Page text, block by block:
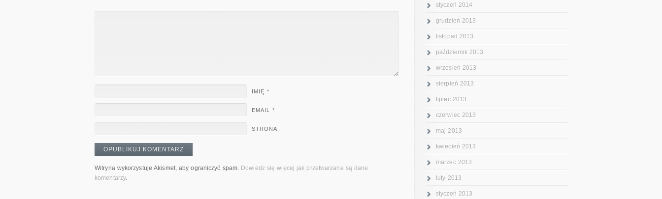
IMIĘ *
EMAIL *
STRONA
Witryna wykorzystuje Akismet, aby ograniczyć spam. Dowiedz się więcej jak przetwarzane są dane
komentarzy.
styczeń 2014
grudzień 2013
listopad 2013
październik 2013
wrzesień 2013
sierpień 2013
lipiec 2013
czerwiec 2013
maj 2013
kwiecień 2013
marzec 2013
luty 2013
styczeń 2013